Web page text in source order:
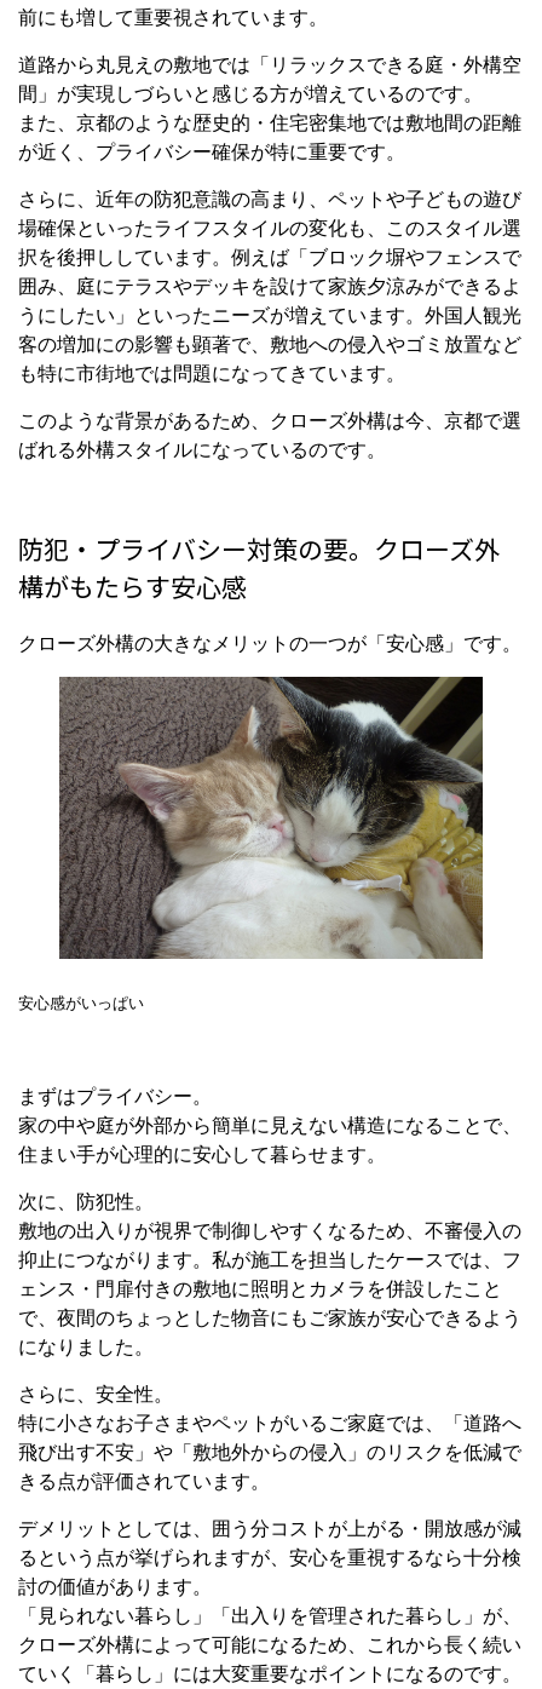
前にも増して重要視されています。
道路から丸見えの敷地では「リラックスできる庭・外構空
間」が実現しづらいと感じる方が増えているのです。
また、京都のような歴史的・住宅密集地では敷地間の距離
が近く、プライバシー確保が特に重要です。
さらに、近年の防犯意識の高まり、ペットや子どもの遊び
場確保といったライフスタイルの変化も、このスタイル選
択を後押ししています。例えば「ブロック塀やフェンスで
囲み、庭にテラスやデッキを設けて家族夕涼みができるよ
うにしたい」といったニーズが増えています。外国人観光
客の増加にの影響も顕著で、敷地への侵入やゴミ放置など
も特に市街地では問題になってきています。
このような背景があるため、クローズ外構は今、京都で選
ばれる外構スタイルになっているのです。
防犯・プライバシー対策の要。クローズ外
構がもたらす安心感
クローズ外構の大きなメリットの一つが「安心感」です。
安心感がいっぱい
まずはプライバシー。
家の中や庭が外部から簡単に見えない構造になることで、
住まい手が心理的に安心して暮らせます。
次に、防犯性。
敷地の出入りが視界で制御しやすくなるため、不審侵入の
抑止につながります。私が施工を担当したケースでは、フ
ェンス・門扉付きの敷地に照明とカメラを併設したこと
で、夜間のちょっとした物音にもご家族が安心できるよう
になりました。
さらに、安全性。
特に小さなお子さまやペットがいるご家庭では、「道路へ
飛び出す不安」や「敷地外からの侵入」のリスクを低減で
きる点が評価されています。
デメリットとしては、囲う分コストが上がる・開放感が減
るという点が挙げられますが、安心を重視するなら十分検
討の価値があります。
「見られない暮らし」「出入りを管理された暮らし」が、
クローズ外構によって可能になるため、これから長く続い
ていく「暮らし」には大変重要なポイントになるのです。